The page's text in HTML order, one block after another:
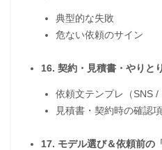
典型的な失敗
危ない依頼のサイン
16. 契約・見積書・やりと
依頼文テンプレ（SNS /
見積書・契約時の確認
17. モデル選び＆依頼前の